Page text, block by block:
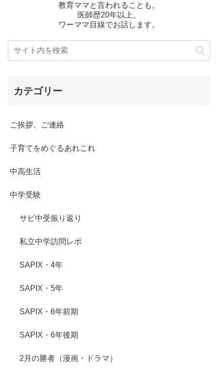
教育ママと言われることも。
医師歴20年以上、
ワーママ目線でお話します。
カテゴリー
ご挨拶、ご連絡
子育てをめぐるあれこれ
中高生活
中学受験
サピ中受振り返り
私立中学訪問レポ
SAPIX・4年
SAPIX・5年
SAPIX・6年前期
SAPIX・6年後期
2月の勝者（漫画・ドラマ）